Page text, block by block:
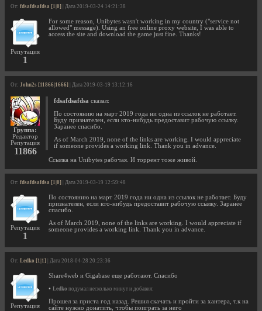
От: fdsafdsafdsa [1|0] | Дата 2019-03-24 14:21:38
Репутация
1
For some reason, Unibytes wasn't working in my country ("service not
allowed" message). Using an free online proxy website, I was able to
access the site and download the game just fine. Thanks!
От: John2s [11866|1666] | Дата 2019-03-19 13:12:16
Группа:
Редактор
Репутация
11866
fdsafdsafdsa сказал:
По состоянию на март 2019 года ни одна из ссылок не работает.
Буду признателен, если кто-нибудь предоставит рабочую ссылку.
Заранее спасибо.
As of March 2019, none of the links are working. I would appreciate
if someone provides a working link. Thank you in advance.
Ссылка на Unibytes рабочая. И торрент тоже живой.
От: fdsafdsafdsa [1|0] | Дата 2019-03-19 12:59:48
Репутация
1
По состоянию на март 2019 года ни одна из ссылок не работает. Буду
признателен, если кто-нибудь предоставит рабочую ссылку. Заранее
спасибо.
As of March 2019, none of the links are working. I would appreciate if
someone provides a working link. Thank you in advance.
От: Ledko [1|1] | Дата 2018-04-28 20:23:36
Репутация
Share4web и Gigabase еще работают. Спасибо
• Ledko подумал несколько минут и добавил:
Прошел за приста год назад. Решил скачать и пройти за хантера, т.к на
сайте нужно донатить, чтобы поиграть за него